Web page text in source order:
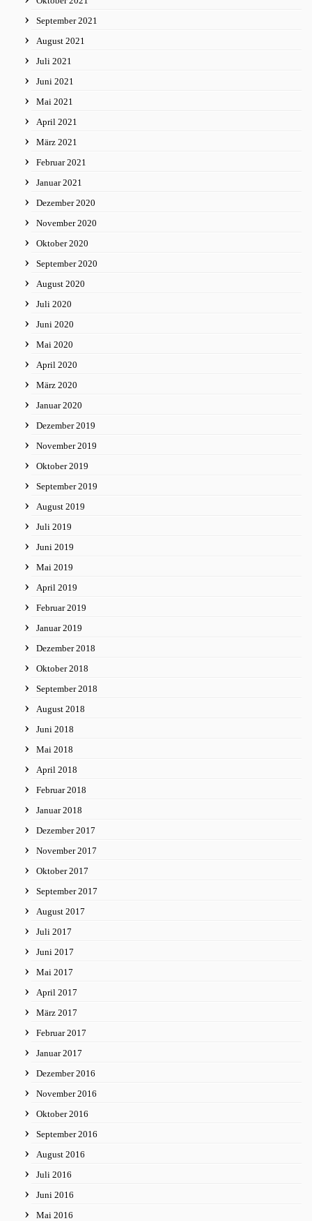
September 2021
August 2021
Juli 2021
Juni 2021
Mai 2021
April 2021
März 2021
Februar 2021
Januar 2021
Dezember 2020
November 2020
Oktober 2020
September 2020
August 2020
Juli 2020
Juni 2020
Mai 2020
April 2020
März 2020
Januar 2020
Dezember 2019
November 2019
Oktober 2019
September 2019
August 2019
Juli 2019
Juni 2019
Mai 2019
April 2019
Februar 2019
Januar 2019
Dezember 2018
Oktober 2018
September 2018
August 2018
Juni 2018
Mai 2018
April 2018
Februar 2018
Januar 2018
Dezember 2017
November 2017
Oktober 2017
September 2017
August 2017
Juli 2017
Juni 2017
Mai 2017
April 2017
März 2017
Februar 2017
Januar 2017
Dezember 2016
November 2016
Oktober 2016
September 2016
August 2016
Juli 2016
Juni 2016
Mai 2016